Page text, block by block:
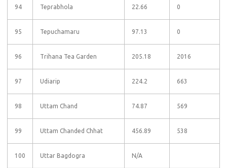
94 Teprabhola 22.66 0
95 Tepuchamaru 97.13 0
96 Trihana Tea Garden 205.18 2016
97 Udiarip 224.2 663
98 Uttam Chand 74.87 569
99 Uttam Chanded Chhat 456.89 538
100 Uttar Bagdogra N/A